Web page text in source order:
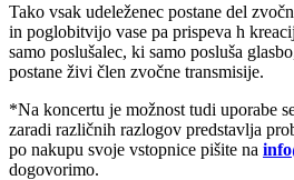
Tako vsak udeleženec postane del
in poglobitvijo vase pa prispeva h
samo poslušalec, ki samo posluša
postane živi člen zvočne transmisije.
*Na koncertu je možnost tudi uporabe
zaradi različnih razlogov predstavlja
po nakupu svoje vstopnice pišite na
dogovorimo.